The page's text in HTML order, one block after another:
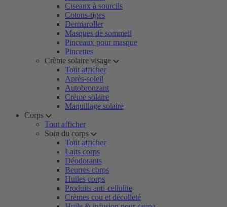
Ciseaux à sourcils
Cotons-tiges
Dermaroller
Masques de sommeil
Pinceaux pour masque
Pincettes
Crème solaire visage
Tout afficher
Après-soleil
Autobronzant
Crème solaire
Maquillage solaire
Corps
Tout afficher
Soin du corps
Tout afficher
Laits corps
Déodorants
Beurres corps
Huiles corps
Produits anti-cellulite
Crèmes cou et décolleté